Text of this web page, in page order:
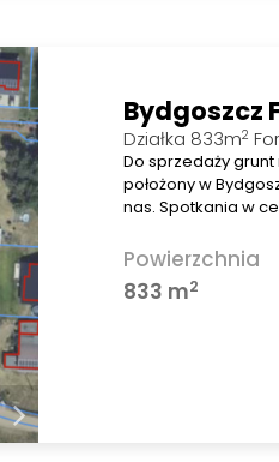
Bydgoszcz
Działka 833m2
Do sprzedaży
położony w
nas. Spotkania w
Powierzchnia
833 m2